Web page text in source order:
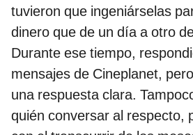
tuvieron que ingeniárselas
dinero que de un día a otro
Durante ese tiempo,
mensajes de Cineplanet,
una respuesta clara.
quién conversar al respecto,